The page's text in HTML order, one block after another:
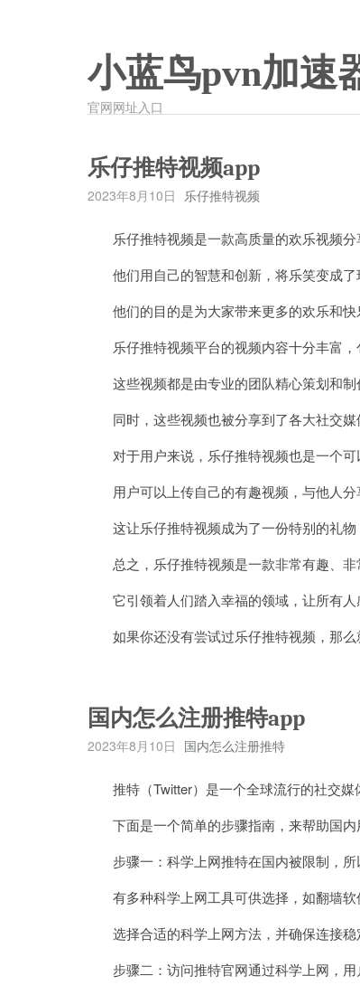
小蓝鸟pvn加速
官网网址入口
乐仔推特视频app
2023年8月10日 乐仔推特视频
乐仔推特视频是一款高质量的欢乐视频分
他们用自己的智慧和创新，将乐笑变成了
他们的目的是为大家带来更多的欢乐和快
乐仔推特视频平台的视频内容十分丰富，
这些视频都是由专业的团队精心策划和制
同时，这些视频也被分享到了各大社交媒
对于用户来说，乐仔推特视频也是一个可
用户可以上传自己的有趣视频，与他人分
这让乐仔推特视频成为了一份特别的礼物
总之，乐仔推特视频是一款非常有趣、非
它引领着人们踏入幸福的领域，让所有人
如果你还没有尝试过乐仔推特视频，那么
国内怎么注册推特app
2023年8月10日 国内怎么注册推特
推特（Twitter）是一个全球流行的社交媒
下面是一个简单的步骤指南，来帮助国内
步骤一：科学上网推特在国内被限制，所
有多种科学上网工具可供选择，如翻墙软
选择合适的科学上网方法，并确保连接稳
步骤二：访问推特官网通过科学上网，用